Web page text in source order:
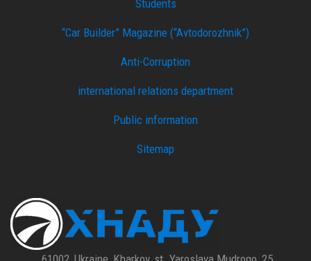
Students
“Car Builder” Magazine (“Avtodorozhnik”)
Anti-Corruption
international relations department
Public information
Sitemap